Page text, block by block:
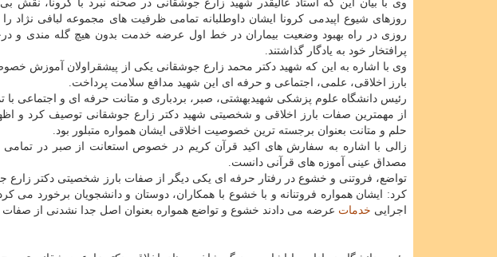
وی با بیان این که استاد عالیقدر شهید زارع جوشقانی در صحنه نبرد با کرونا،
روزهای شیوع اپیدمی کرونا ایشان داوطلبانه تمامی ظرفیت های مجموعه لبافی نژاد را
روزی در راه بهبود وضعیت بیماران در خط اول عرضه خدمت بدون هیچ گله مندی و
پرافتخار خود به یادگار گذاشتند.
وی با اشاره به این که شهید دکتر محمد زارع جوشقانی یکی از پیشقراولان آموزش
بارز اخلاقی، علمی، اجتماعی و حرفه ای این شهید مدافع سلامت پرداخت.
رئیس دانشگاه علوم پزشکی شهیدبهشتی، صبر، بردباری و متانت حرفه ای و اجتماعی با
از مهمترین صفات بارز اخلاقی و شخصیتی شهید دکتر زارع جوشقانی توصیف کرد و
حلم و متانت بعنوان برجسته ترین خصوصیت اخلاقی ایشان همواره متبلور بود.
زالی با اشاره به سفارش های اکید قرآن کریم در خصوص استعانت از صبر در
مصداق عینی آموزه های قرآنی دانست.
تواضع، فروتنی و خشوع در رفتار حرفه ای یکی دیگر از صفات بارز شخصیتی دکتر زارع
کرد: ایشان همواره فروتنانه و با خشوع با همکاران، دوستان و دانشجویان برخورد می
اجرایی خدمات عرضه می دادند خشوع و تواضع همواره بعنوان اصل جدا نشدنی از صفات